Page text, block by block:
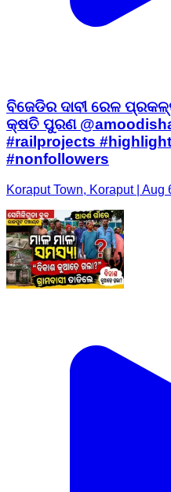
ବିଜେଡିର ଦାବୀ ରେଳ
କ୍ଷତି ପୁରଣ
#railprojects
#nonfollowers
Koraput Town, Koraput | Aug